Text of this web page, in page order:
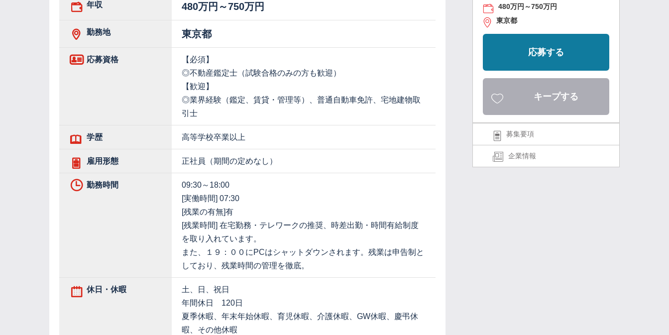
年収 480万円～750万円
勤務地 東京都
応募資格
【必須】
◎不動産鑑定士（試験合格のみの方も歓迎）
【歓迎】
◎業界経験（鑑定、賃貸・管理等）、普通自動車免許、宅地建物取
引士
学歴 高等学校卒業以上
雇用形態 正社員（期間の定めなし）
勤務時間
09:30～18:00
[実働時間] 07:30
[残業の有無]有
[残業時間] 在宅勤務・テレワークの推奨、時差出勤・時間有給制度
を取り入れています。
また、１９：００にPCはシャットダウンされます。残業は申告制と
しており、残業時間の管理を徹底。
休日・休暇
土、日、祝日
年間休日 120日
夏季休暇、年末年始休暇、育児休暇、介護休暇、GW休暇、慶弔休
暇、その他休暇
480万円～750万円
東京都
応募する
キープする
募集要項
企業情報